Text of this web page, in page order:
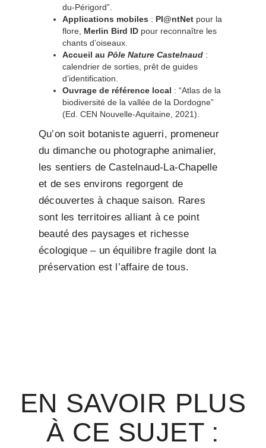
du-Périgord”.
Applications mobiles : Pl@ntNet pour la
flore, Merlin Bird ID pour reconnaître les
chants d’oiseaux.
Accueil au Pôle Nature Castelnaud :
calendrier de sorties, prêt de guides
d’identification.
Ouvrage de référence local : “Atlas de la
biodiversité de la vallée de la Dordogne”
(Ed. CEN Nouvelle-Aquitaine, 2021).
Qu’on soit botaniste aguerri, promeneur
du dimanche ou photographe animalier,
les sentiers de Castelnaud-La-Chapelle
et de ses environs regorgent de
découvertes à chaque saison. Rares
sont les territoires alliant à ce point
beauté des paysages et richesse
écologique – un équilibre fragile dont la
préservation est l’affaire de tous.
EN SAVOIR PLUS
À CE SUJET :